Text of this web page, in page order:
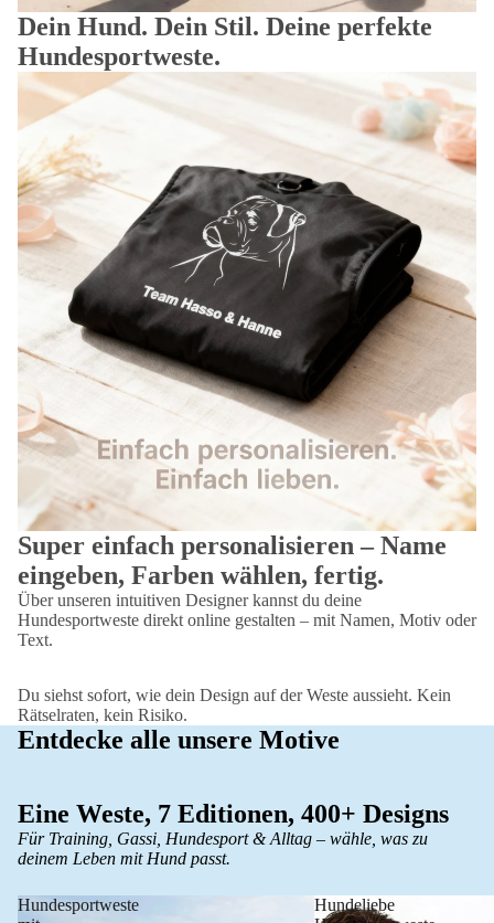
Dein Hund. Dein Stil. Deine perfekte
Hundesportweste.
Super einfach personalisieren – Name
eingeben, Farben wählen, fertig.
Über unseren intuitiven Designer kannst du deine
Hundesportweste direkt online gestalten – mit Namen, Motiv oder
Text.
Du siehst sofort, wie dein Design auf der Weste aussieht. Kein
Rätselraten, kein Risiko.
Entdecke alle unsere Motive
Eine Weste, 7 Editionen, 400+ Designs
Für Training, Gassi, Hundesport & Alltag – wähle, was zu
deinem Leben mit Hund passt.
Hundesportweste
Hundeliebe